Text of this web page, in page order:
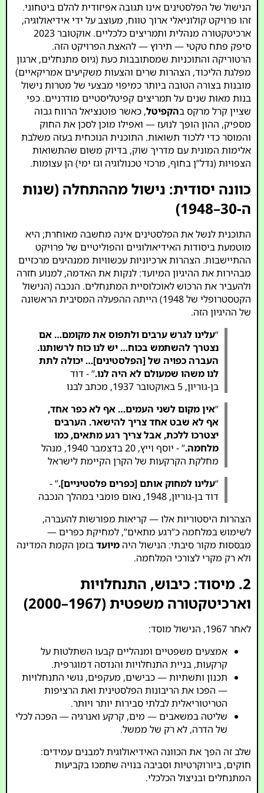
הנישול של הפלסטינים אינו תגובה אפיזודית להלם ביטחוני.
זהו פרויקט קולוניאלי ארוך טווח, מעוצב על ידי אידיאולוגיה,
ארכיטקטורה מנהלית ותמריצים כלכליים. אוקטובר 2023
סיפק פתח טקטי — תירוץ — להאצת הפרויקט הזה.
הרטוריקה והתוכניות שמסתובבות כעת (גיוס מתנחלים, ארגון
מפלגת הליכוד, הצהרות שרים והצעות משקיעים אמריקאיים)
מובנות בצורה הטובה ביותר כמיפוי מבצעי של מטרות נישול
בנות מאות שנים על תמריצים קפיטליסטיים מודרניים. כפי
שציין קרל מרקס בהקפיטל, כאשר פוטנציאל הרווח גבוה
מספיק, ההון הופך לנועז — ואפילו מוכן לסכן את החוק
והמוסר כדי ללכוד תשואות. התוכנית הנוכחית בעזה משלבת
אלימות המונית עם מדריך שוק, בדיוק משום שהתשואות
הצפויות (נדל”ן בחוף, מרכזי טכנולוגיה וגז ימי) הן עצומות.
כוונה יסודית: נישול מההתחלה (שנות
ה-30–1948)
התוכנית לנשל את הפלסטינים אינה מחשבה מאוחרת; היא
מוטמעת ביסודות האידיאולוגיים והפוליטיים של פרויקט
ההתיישבות. הצהרות ארכיוניות עכשוויות ממנהיגים מרכזיים
מבהירות את ההיגיון המיועד: לנקות את האדמה, למנוע חזרה
ולהעביר את הרכוש לאוכלוסיית המתנחלים. הנכבה (הנישול
הקטסטרופלי של 1948) הייתה ההפעלה המסיבית הראשונה
של ההיגיון הזה.
“עלינו לגרש ערבים ולתפוס את מקומם… אם
נצטרך להשתמש בכוח… יש לנו כוח לרשותנו.
העברה כפויה של [הפלסטינים]… יכולה לתת
לנו משהו שמעולם לא היה לנו.” - דוד
בן-גוריון, 5 באוקטובר 1937, מכתב לבנו
“אין מקום לשני העמים… אף לא כפר אחד,
אף לא שבט אחד צריך להישאר. הערבים
יצטרכו ללכת, אבל צריך רגע מתאים, כמו
מלחמה.
” - יוסף וייץ, 20 בדצמבר 1940, מנהל
מחלקת הקרקעות של הקרן הקיימת לישראל
“עלינו למחוק אותם [כפרים פלסטיניים].” -
דוד בן-גוריון, 1948, נאום פומבי במהלך הנכבה
הצהרות היסטוריות אלו — קריאות מפורשות להעברה,
לשימוש במלחמה כ”רגע מתאים”, למחיקת כפרים —
מבססות מקור סיבתי: הנישול היהמיועדבזמן הקמת המדינה
ולא רק מקרי לצורכי המלחמה.
2. מיסוד: כיבוש, התנחלויות
וארכיטקטורה משפטית (1967–2000)
לאחר 1967, הנישול מוסד:
אמצעים משפטיים ומנהליים קבעו השתלטות על
קרקעות, בניית התנחלויות והנדסה דמוגרפית.
תכנון ותשתיות — כבישים, מעקפים, גושי התנחלויות
— הפכו את הריבונות הפלסטינית ואת הרציפות
הטריטוריאלית לבלתי סבירות יותר ויותר.
שליטה במשאבים — מים, קרקע ואנרגיה — הפכה לכלי
של הדרה, לא רק של ממשל.
שלב זה הפך את הכוונה האידיאולוגית למבנים עמידים:
חוקים, ביורוקרטיות וסביבה בנויה שתמכו בקביעות
המתנחלים ובניצול הכלכלי.